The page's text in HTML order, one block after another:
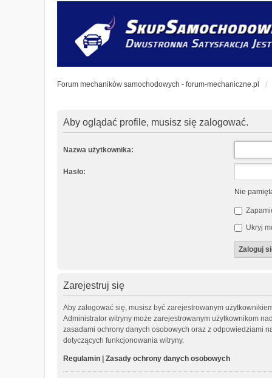
Forum mechaników samochodowych - forum-mechaniczne.pl
Aby oglądać profile, musisz się zalogować.
Nazwa użytkownika:
Hasło:
Nie
Ukryj
Zarejestruj się
Aby zalogować się, musisz być zarejestrowanym
Administrator witryny może zarejestrowanym użytkownikom
zasadami ochrony danych osobowych oraz z odpowiedziami
dotyczących funkcjonowania witryny.
Regulamin Zasady ochrony danych osobowych